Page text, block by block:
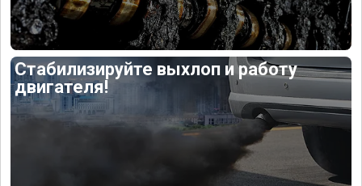
Стабилизируйте выхлоп и работу
двигателя!